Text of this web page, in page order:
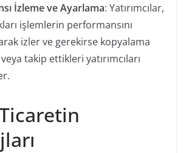
İzleme ve Ayarlama: Yatırımcılar,
işlemlerin performansını
izler ve gerekirse kopyalama
takip ettikleri yatırımcıları